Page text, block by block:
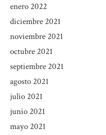
enero 2022
diciembre 2021
noviembre 2021
octubre 2021
septiembre 2021
agosto 2021
julio 2021
junio 2021
mayo 2021